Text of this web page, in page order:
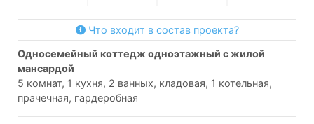
Что входит в состав проекта?
односемейный коттедж одноэтажный с жилой
мансардой
5 комнат, 1 кухня, 2 ванных, кладовая, 1 котельная,
прачечная, гардеробная